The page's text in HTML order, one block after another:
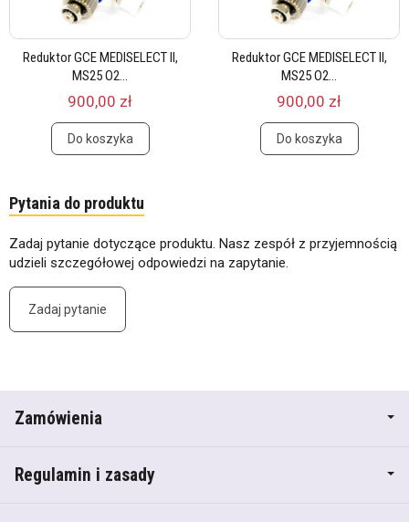
Reduktor GCE MEDISELECT II,
MS25 O2...
900,00 zł
Do koszyka
Reduktor GCE MEDISELECT II,
MS25 O2...
900,00 zł
Do koszyka
Pytania do produktu
Zadaj pytanie dotyczące produktu. Nasz zespół z przyjemnością
udzieli szczegółowej odpowiedzi na zapytanie.
Zadaj pytanie
Zamówienia
Regulamin i zasady